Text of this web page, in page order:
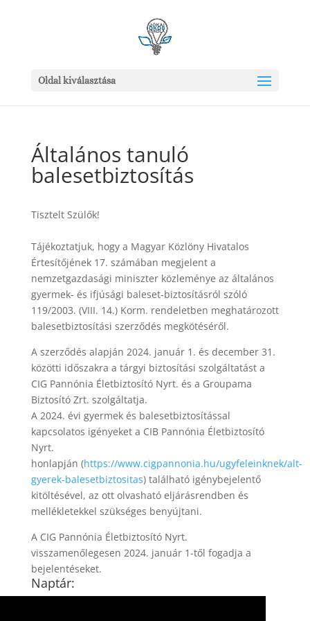
Oldal kiválasztása
Általános tanuló
balesetbiztosítás
Tisztelt Szülők!
Tájékoztatjuk, hogy a Magyar Közlöny Hivatalos
Értesítőjének 17. számában megjelent a
nemzetgazdasági miniszter közleménye az általános
gyermek- és ifjúsági baleset-biztosításról szóló
119/2003. (VIII. 14.) Korm. rendeletben meghatározott
balesetbiztosítási szerződés megkötéséről.
A szerződés alapján 2024. január 1. és december 31.
közötti időszakra a tárgyi biztosítási szolgáltatást a
CIG Pannónia Életbiztosító Nyrt. és a Groupama
Biztosító Zrt. szolgáltatja.
A 2024. évi gyermek és balesetbiztosítással
kapcsolatos igényeket a CIB Pannónia Életbiztosító
Nyrt.
honlapján (https://www.cigpannonia.hu/ugyfeleinknek/alt-
gyerek-balesetbiztositas) található igénybejelentő
kitöltésével, az ott olvasható eljárásrendben és
mellékletekkel szükséges benyújtani.
A CIG Pannónia Életbiztosító Nyrt.
visszamenőlegesen 2024. január 1-től fogadja a
bejelentéseket.
Naptár: